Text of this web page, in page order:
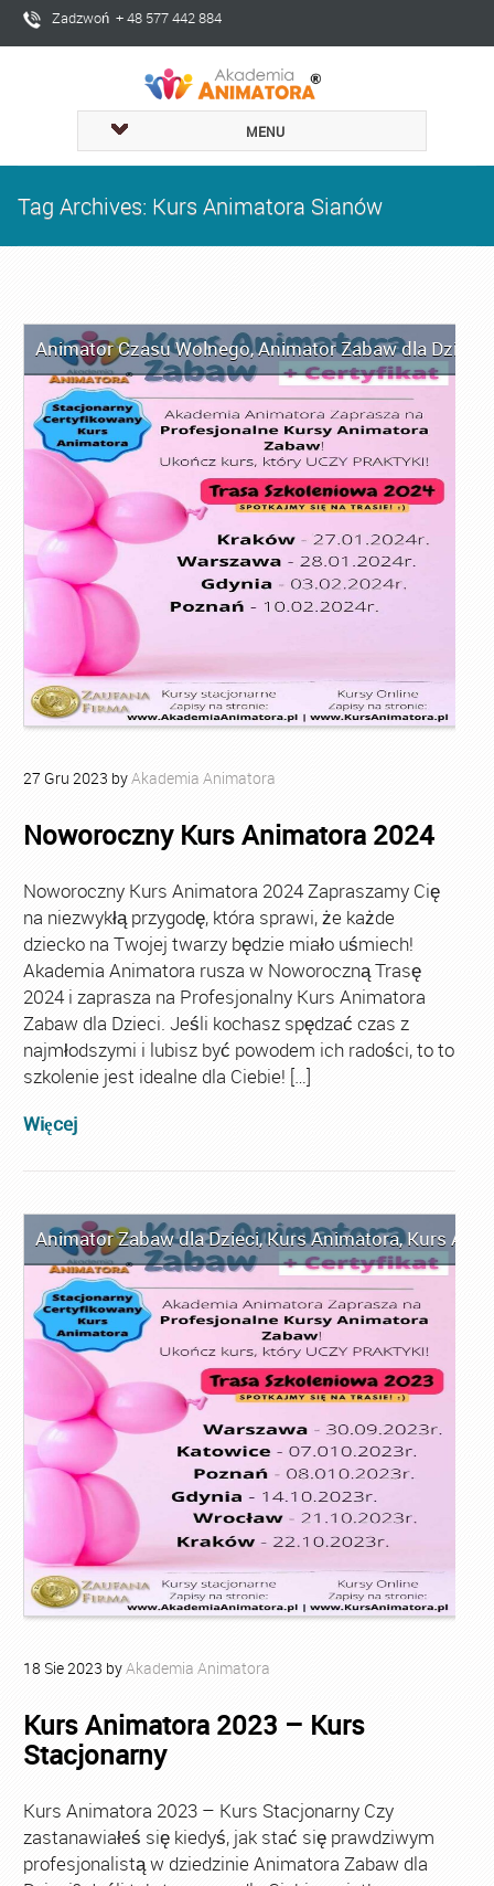
Zadzwoń + 48 577 442 884
MENU
Tag Archives: Kurs Animatora Sianów
Animator Czasu Wolnego,Animator Zabaw dla Dzieci
27 Gru 2023 byAkademia Animatora
Noworoczny Kurs Animatora 2024
Noworoczny Kurs Animatora 2024 Zapraszamy Cię
na niezwykłą przygodę, która sprawi, że każde
dziecko na Twojej twarzy będzie miało uśmiech!
Akademia Animatora rusza w Noworoczną Trasę
2024 i zaprasza na Profesjonalny Kurs Animatora
Zabaw dla Dzieci. Jeśli kochasz spędzać czas z
najmłodszymi i lubisz być powodem ich radości, to to
szkolenie jest idealne dla Ciebie! […]
Więcej
Animator Zabaw dla Dzieci,Kurs Animatora,Kurs
18 Sie2023 byAkademia Animatora
Kurs Animatora 2023 – Kurs
Stacjonarny
Kurs Animatora 2023 – Kurs Stacjonarny Czy
zastanawiałeś się kiedyś, jak stać się prawdziwym
profesjonalistą w dziedzinie Animatora Zabaw dla